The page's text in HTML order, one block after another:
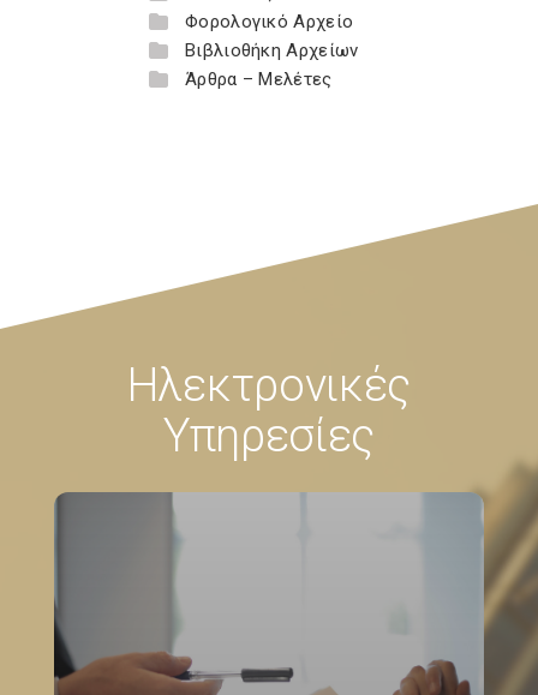
Φορολογικό Αρχείο
Βιβλιοθήκη Αρχείων
Άρθρα – Μελέτες
Ηλεκτρονικές
Υπηρεσίες